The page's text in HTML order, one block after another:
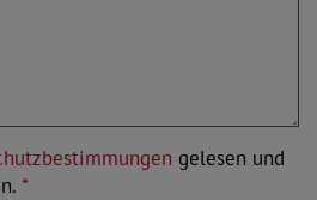
gelesen und
*